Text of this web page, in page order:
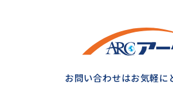
お問い合わせはお気軽に